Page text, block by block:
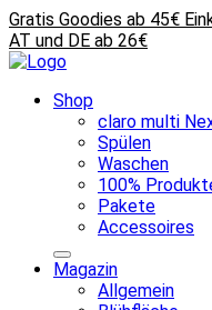
Gratis Goodies ab 45€
AT und DE ab 26€
Shop
claro multi
Spülen
Waschen
100%
Pakete
Accessoires
Magazin
Allgemein